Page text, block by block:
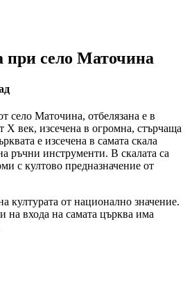
при село Маточина
село Маточина, отбелязана е в
Х век, изсечена в огромна, стърчаща
е изсечена в самата скала
ръчни инструменти. В скалата са
с култово предназначение от
културата от национално значение.
на входа на самата църква има